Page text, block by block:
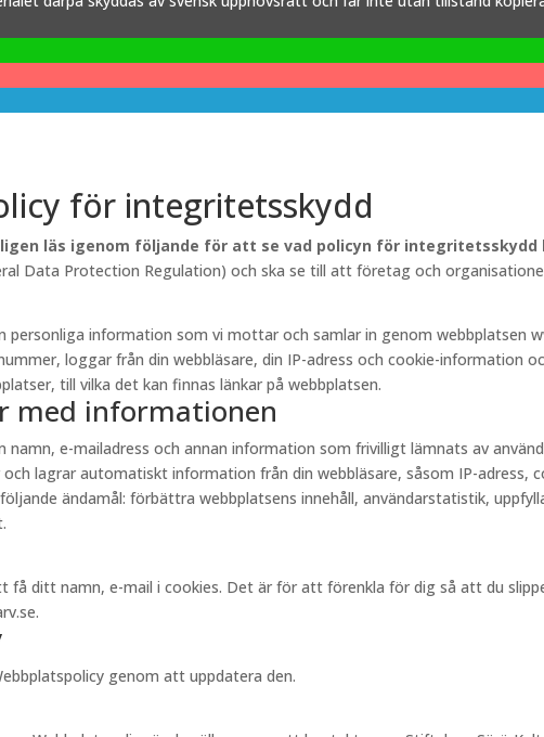
för integritetsskydd
läs igenom följande för att se vad policyn för integritetsskydd
Data Protection Regulation) och ska se till att företag och
personliga information som vi mottar och samlar in genom webbplatsen
loggar från din webbläsare, din IP-adress och cookie-information
till vilka det kan finnas länkar på webbplatsen.
med informationen
e-mailadress och annan information som frivilligt lämnats av
lagrar automatiskt information från din webbläsare, såsom IP-adress,
ändamål: förbättra webbplatsens innehåll, användarstatistik,
få ditt namn, e-mail i cookies. Det är för att förenkla för dig så att du
genom att uppdatera den.